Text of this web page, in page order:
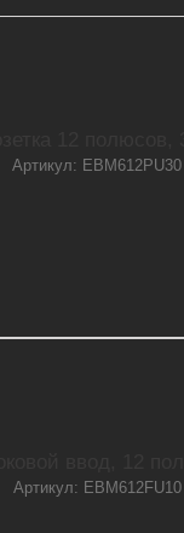
Артикул: EBM612PU30
Артикул: EBM612FU10